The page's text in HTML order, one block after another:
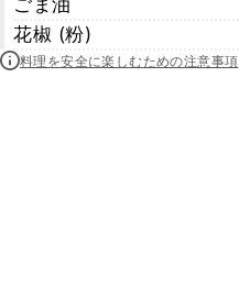
ごま油
花椒 (粉)
料理を安全に楽しむための注意事項